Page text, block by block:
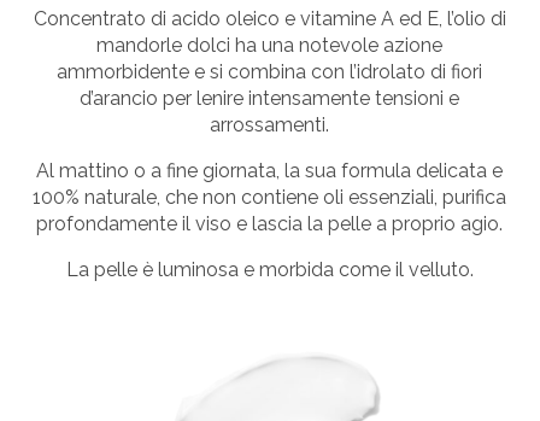
Concentrato di acido oleico e vitamine A ed E, l’olio di
mandorle dolci ha una notevole azione
ammorbidente e si combina con l’idrolato di fiori
d’arancio per lenire intensamente tensioni e
arrossamenti.
Al mattino o a fine giornata, la sua formula delicata e
100% naturale, che non contiene oli essenziali, purifica
profondamente il viso e lascia la pelle a proprio agio.
La pelle è luminosa e morbida come il velluto.